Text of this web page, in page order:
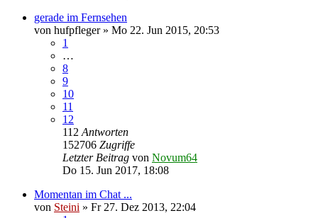
gerade im Fernsehen
von hufpfleger» Mo 22. Jun 2015, 20:53
1
…
8
9
10
11
12
112 Antworten
152706 Zugriffe
Letzter Beitrag von Novum64
Do 15. Jun 2017, 18:08
Momentan im Chat ...
von Steini » Fr 27. Dez 2013, 22:04